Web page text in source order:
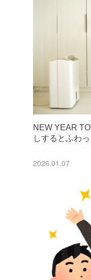
NEW YEAR
しするとふわ
2026.01.07